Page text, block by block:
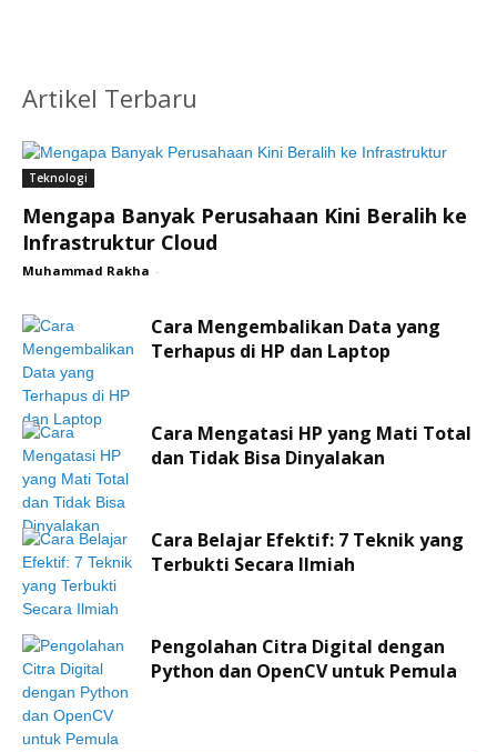
Artikel Terbaru
Teknologi
Mengapa Banyak Perusahaan Kini Beralih ke
Infrastruktur Cloud
Muhammad Rakha -
Cara Mengembalikan Data yang
Terhapus di HP dan Laptop
Cara Mengatasi HP yang Mati Total
dan Tidak Bisa Dinyalakan
Cara Belajar Efektif: 7 Teknik yang
Terbukti Secara Ilmiah
Pengolahan Citra Digital dengan
Python dan OpenCV untuk Pemula